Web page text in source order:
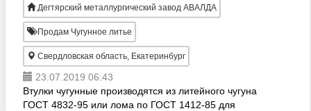
Дегтярский металлургический завод АВАЛДА
Продам Чугунное литье
Свердловская область, Екатеринбург
23.07.2019 06:43
Втулки чугунные производятся из литейного чугуна
ГОСТ 4832-95 или лома по ГОСТ 1412-85 для